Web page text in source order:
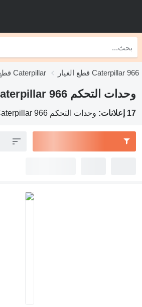
قطع الغيار Caterpillar قطع الغيار Caterpillar 966
وحدات التحكم Caterpillar 966 لـ آلات البناء
17 إعلانات: وحدات التحكم Caterpillar 966 لـ آلات البناء